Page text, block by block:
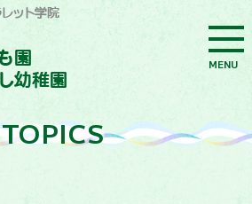
MENU
TOPICS